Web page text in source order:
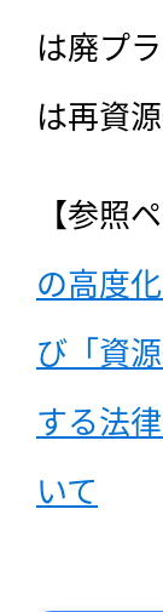
は廃プ
は再資
【参照
の高度
び「資
する法
いて